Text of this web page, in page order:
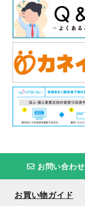
お問い合わせ
お買い物ガイド